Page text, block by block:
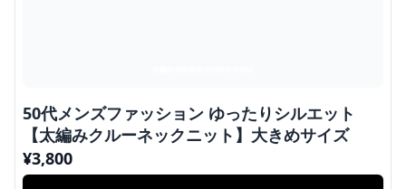
50代メンズファッション ゆったりシルエット
【太編みクルーネックニット】大きめサイズ
¥3,800